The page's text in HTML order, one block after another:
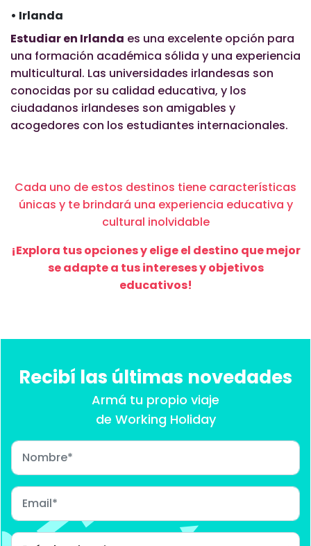
• Irlanda
Estudiar en Irlanda es una excelente opción para
una formación académica sólida y una experiencia
multicultural. Las universidades irlandesas son
conocidas por su calidad educativa, y los
ciudadanos irlandeses son amigables y
acogedores con los estudiantes internacionales.
Cada uno de estos destinos tiene características
únicas y te brindará una experiencia educativa y
cultural inolvidable
¡Explora tus opciones y elige el destino que mejor
se adapte a tus intereses y objetivos
educativos!
Recibí las últimas novedades
Armá tu propio viaje
de Working Holiday